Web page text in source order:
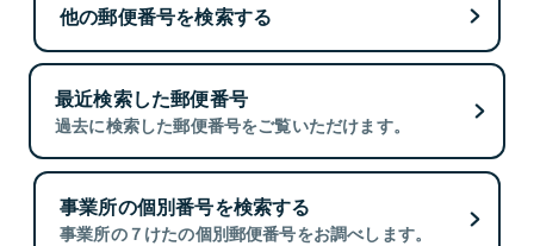
他の郵便番号を検索する
最近検索した郵便番号
過去に検索した郵便番号をご覧いただけます。
事業所の個別番号を検索する
事業所の７けたの個別郵便番号をお調べします。